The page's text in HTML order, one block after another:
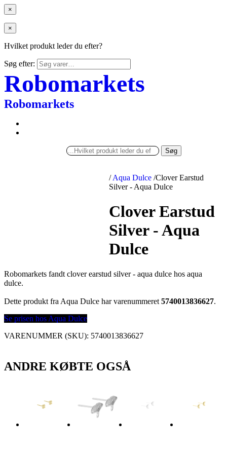
×
×
Hvilket produkt leder du efter?
Søg efter:
Robomarkets
Robomarkets
Søg
/ Aqua Dulce /Clover Earstud
Silver - Aqua Dulce
Clover Earstud
Silver - Aqua
Dulce
Robomarkets fandt clover earstud silver - aqua dulce hos aqua
dulce.
Dette produkt fra Aqua Dulce har varenummeret 5740013836627.
Se prisen hos Aqua Dulce
VARENUMMER (SKU): 5740013836627
ANDRE KØBTE OGSÅ